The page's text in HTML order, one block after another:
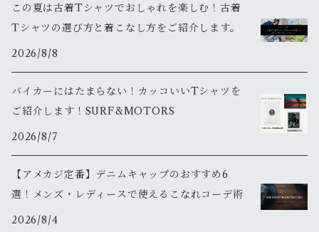
この夏は古着Tシャツでおしゃれを楽しむ！古着
Tシャツの選び方と着こなし方をご紹介します。
2026/8/8
バイカーにはたまらない！カッコいいTシャツを
ご紹介します！SURF&MOTORS
2026/8/7
【アメカジ定番】デニムキャップのおすすめ6
選！メンズ・レディースで使えるこなれコーデ術
2026/8/4